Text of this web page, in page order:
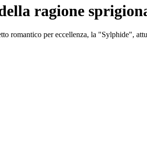
ragione
romantico per eccellenza, la "Sylphide",